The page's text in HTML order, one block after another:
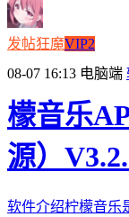
发帖狂魔VIP2
08-07 16:13 电脑端
檬音乐
源）
软件介绍柠檬音乐